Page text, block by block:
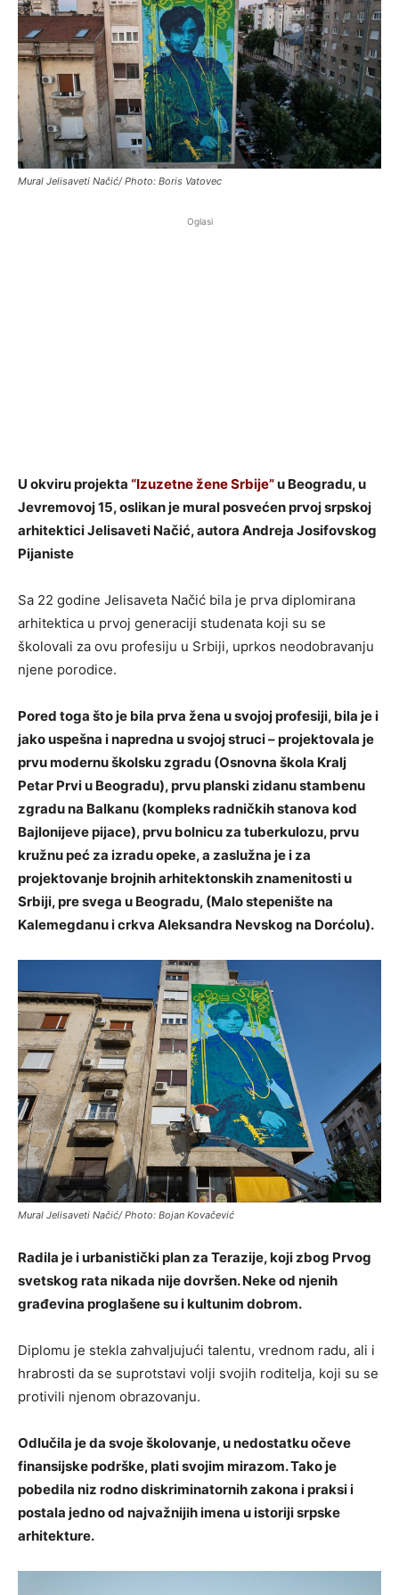
Mural Jelisaveti Načić/ Photo: Boris Vatovec
Oglasi
U okviru projekta “Izuzetne žene Srbije”u Beogradu, u
Jevremovoj 15, oslikan je mural posvećen prvoj srpskoj
arhitektici Jelisaveti Načić, autora Andreja Josifovskog
Pijaniste
Sa 22 godine Jelisaveta Načić bila je prva diplomirana
arhitektica u prvoj generaciji studenata koji su se
školovali za ovu profesiju u Srbiji, uprkos neodobravanju
njene porodice.
Pored toga što je bila prva žena u svojoj profesiji, bila je i
jako uspešna i napredna u svojoj struci – projektovala je
prvu modernu školsku zgradu (Osnovna škola Kralj
Petar Prvi u Beogradu), prvu planski zidanu stambenu
zgradu na Balkanu (kompleks radničkih stanova kod
Bajlonijeve pijace), prvu bolnicu za tuberkulozu, prvu
kružnu peć za izradu opeke, a zaslužna je i za
projektovanje brojnih arhitektonskih znamenitosti u
Srbiji, pre svega u Beogradu, (Malo stepenište na
Kalemegdanu i crkva Aleksandra Nevskog na Dorćolu).
Mural Jelisaveti Načić/ Photo: Bojan Kovačević
Radila je i urbanistički plan za Terazije, koji zbog Prvog
svetskog rata nikada nije dovršen. Neke od njenih
građevina proglašene su i kultunim dobrom.
Diplomu je stekla zahvaljujući talentu, vrednom radu, ali i
hrabrosti da se suprotstavi volji svojih roditelja, koji su se
protivili njenom obrazovanju.
Odlučila je da svoje školovanje, u nedostatku očeve
finansijske podrške, plati svojim mirazom. Tako je
pobedila niz rodno diskriminatornih zakona i praksi i
postala jedno od najvažnijih imena u istoriji srpske
arhitekture.